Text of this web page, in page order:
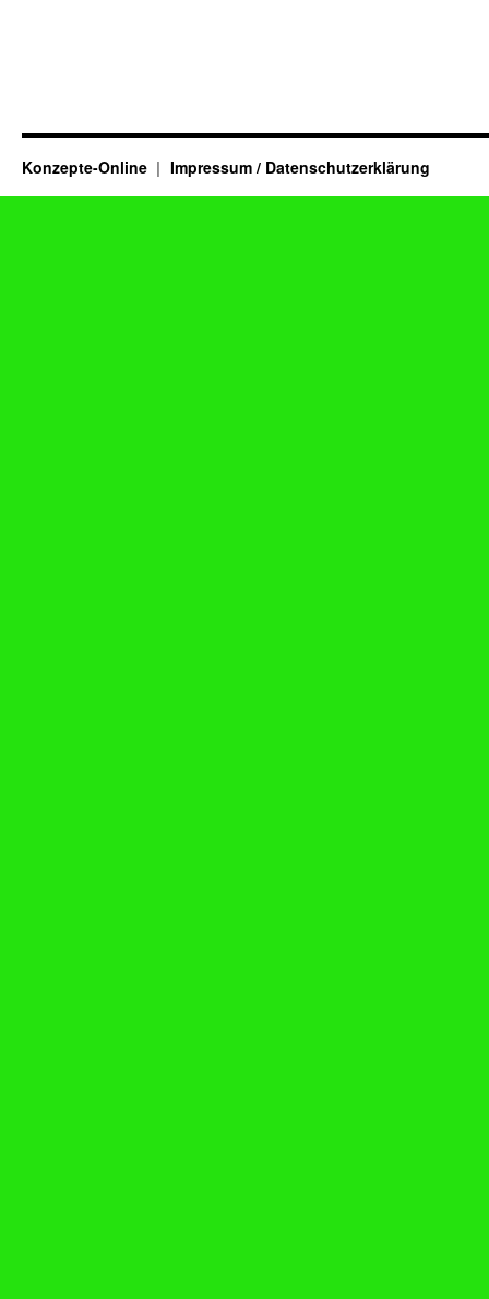
Konzepte-Online Impressum / Datenschutzerklärung